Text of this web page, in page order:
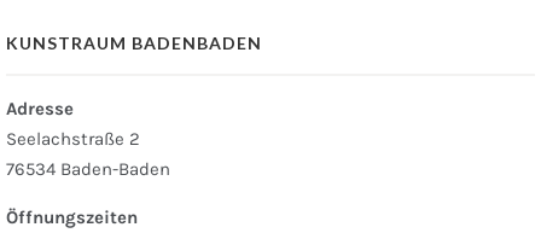
KUNSTRAUM BADENBADEN
Adresse
Seelachstraße 2
76534 Baden-Baden
Öffnungszeiten